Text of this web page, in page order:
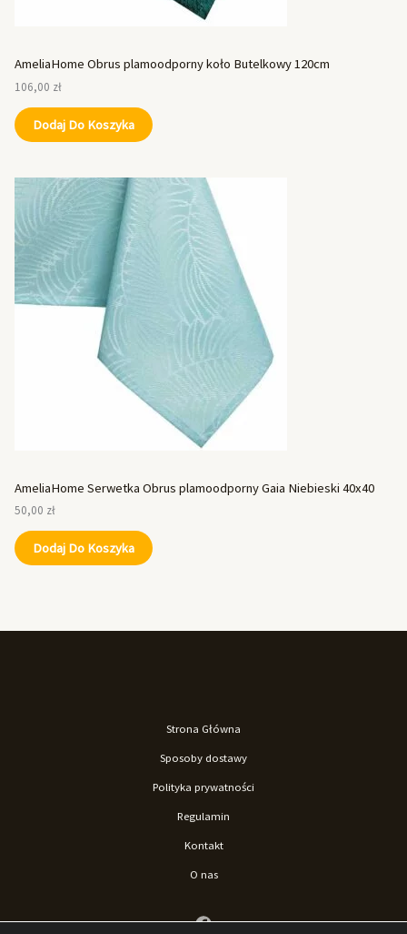
AmeliaHome Obrus plamoodporny koło Butelkowy 120cm
106,00 zł
Dodaj Do Koszyka
AmeliaHome Serwetka Obrus plamoodporny Gaia Niebieski 40x40
50,00 zł
Dodaj Do Koszyka
Strona Główna
Sposoby dostawy
Polityka prywatności
Regulamin
Kontakt
O nas